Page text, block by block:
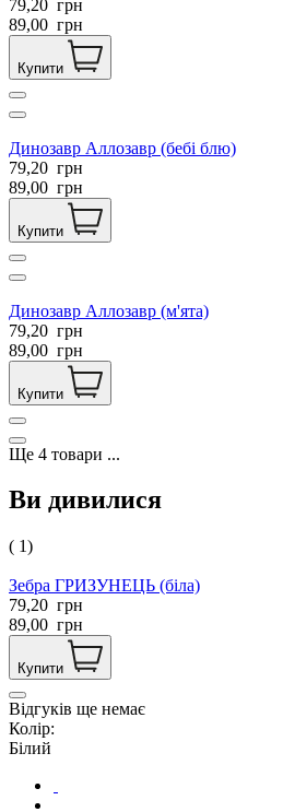
79,20 грн
89,00 грн
Купити
Динозавр Аллозавр (бебі блю)
79,20 грн
89,00 грн
Купити
Динозавр Аллозавр (м'ята)
79,20 грн
89,00 грн
Купити
Ще 4 товари ...
Ви дивилися
( 1)
Зебра ГРИЗУНЕЦЬ (біла)
79,20 грн
89,00 грн
Купити
Відгуків ще немає
Колір:
Білий